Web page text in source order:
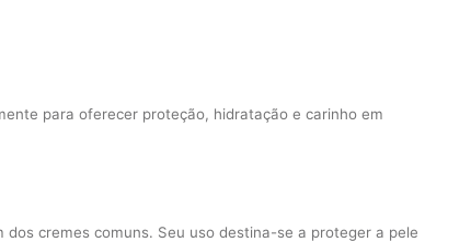
para oferecer proteção, hidratação e carinho em
cremes comuns. Seu uso destina-se a proteger a pele